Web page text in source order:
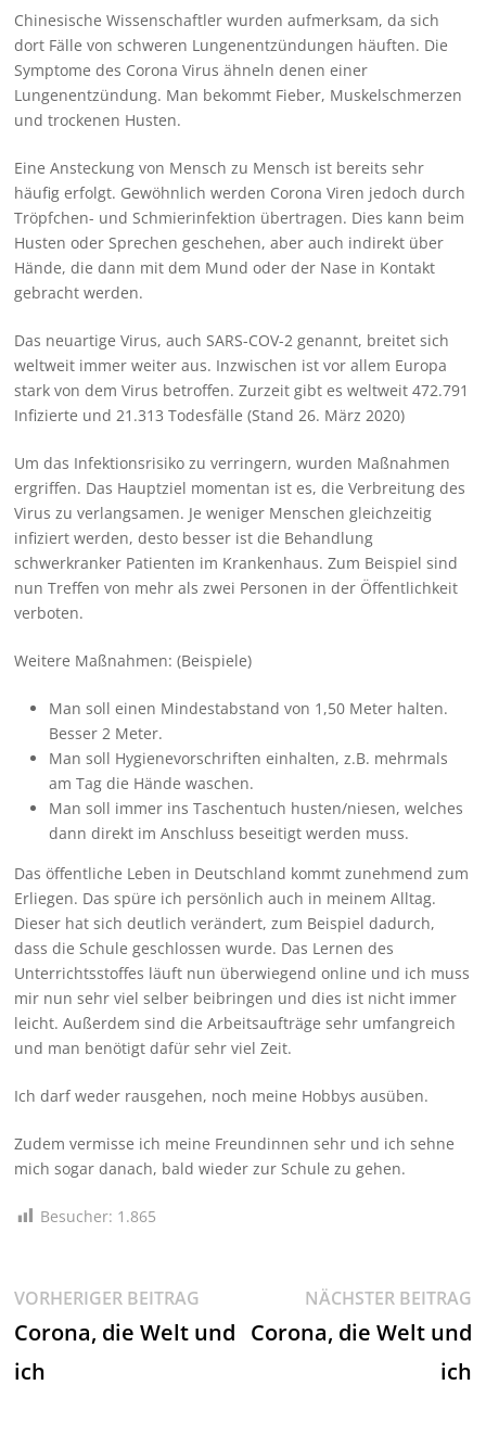
Chinesische Wissenschaftler wurden aufmerksam, da sich
dort Fälle von schweren Lungenentzündungen häuften. Die
Symptome des Corona Virus ähneln denen einer
Lungenentzündung. Man bekommt Fieber, Muskelschmerzen
und trockenen Husten.
Eine Ansteckung von Mensch zu Mensch ist bereits sehr
häufig erfolgt. Gewöhnlich werden Corona Viren jedoch durch
Tröpfchen- und Schmierinfektion übertragen. Dies kann beim
Husten oder Sprechen geschehen, aber auch indirekt über
Hände, die dann mit dem Mund oder der Nase in Kontakt
gebracht werden.
Das neuartige Virus, auch SARS-COV-2 genannt, breitet sich
weltweit immer weiter aus. Inzwischen ist vor allem Europa
stark von dem Virus betroffen. Zurzeit gibt es weltweit 472.791
Infizierte und 21.313 Todesfälle (Stand 26. März 2020)
Um das Infektionsrisiko zu verringern, wurden Maßnahmen
ergriffen. Das Hauptziel momentan ist es, die Verbreitung des
Virus zu verlangsamen. Je weniger Menschen gleichzeitig
infiziert werden, desto besser ist die Behandlung
schwerkranker Patienten im Krankenhaus. Zum Beispiel sind
nun Treffen von mehr als zwei Personen in der Öffentlichkeit
verboten.
Weitere Maßnahmen: (Beispiele)
Man soll einen Mindestabstand von 1,50 Meter halten.
Besser 2 Meter.
Man soll Hygienevorschriften einhalten, z.B. mehrmals
am Tag die Hände waschen.
Man soll immer ins Taschentuch husten/niesen, welches
dann direkt im Anschluss beseitigt werden muss.
Das öffentliche Leben in Deutschland kommt zunehmend zum
Erliegen. Das spüre ich persönlich auch in meinem Alltag.
Dieser hat sich deutlich verändert, zum Beispiel dadurch,
dass die Schule geschlossen wurde. Das Lernen des
Unterrichtsstoffes läuft nun überwiegend online und ich muss
mir nun sehr viel selber beibringen und dies ist nicht immer
leicht. Außerdem sind die Arbeitsaufträge sehr umfangreich
und man benötigt dafür sehr viel Zeit.
Ich darf weder rausgehen, noch meine Hobbys ausüben.
Zudem vermisse ich meine Freundinnen sehr und ich sehne
mich sogar danach, bald wieder zur Schule zu gehen.
Besucher: 1.865
Beitragsnavigation
VORHERIGER BEITRAGVorheriger
Beitrag:
Corona, die Welt und
ich
NÄCHSTER BEITRAG
Corona, die Welt und
ich